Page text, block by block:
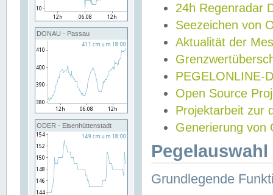
DONAU - Passau
ODER - Eisenhüttenstadt
24h Regenradar
Seezeichen von
Aktualität der
PEGELONLINE-
Open Source
Projektarbeit zur
Generierung von
Grundlegende